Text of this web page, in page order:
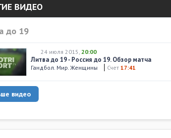
ВИДЕО
до 19
24 июля 2015, 20:00
Литва до 19 - Россия до 19. Обзор матча
Гандбол. Мир. Женщины Счет 17:41
видео